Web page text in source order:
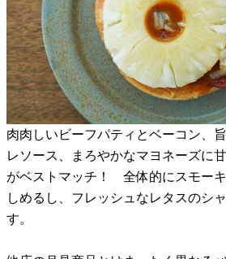
肉肉しいビーフパティとベーコン、
レソース、まろやかなマヨネーズに
がベストマッチ！ 全体的にスモー
しめるし、フレッシュなレタスのシ
す。